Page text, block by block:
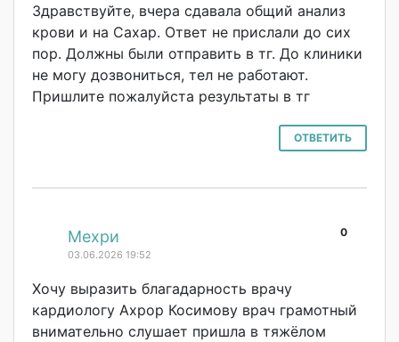
Здравствуйте, вчера сдавала общий анализ
крови и на Сахар. Ответ не прислали до сих
пор. Должны были отправить в тг. До клиники
не могу дозвониться, тел не работают.
Пришлите пожалуйста результаты в тг
ОТВЕТИТЬ
0
Мехри
03.06.2026 19:52
Хочу выразить благадарность врачу
кардиологу Ахрор Косимову врач грамотный
внимательно слушает пришла в тяжёлом